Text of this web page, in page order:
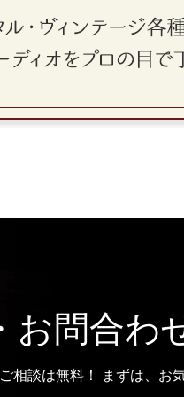
お問合わ
相談は無料！ まずは、お